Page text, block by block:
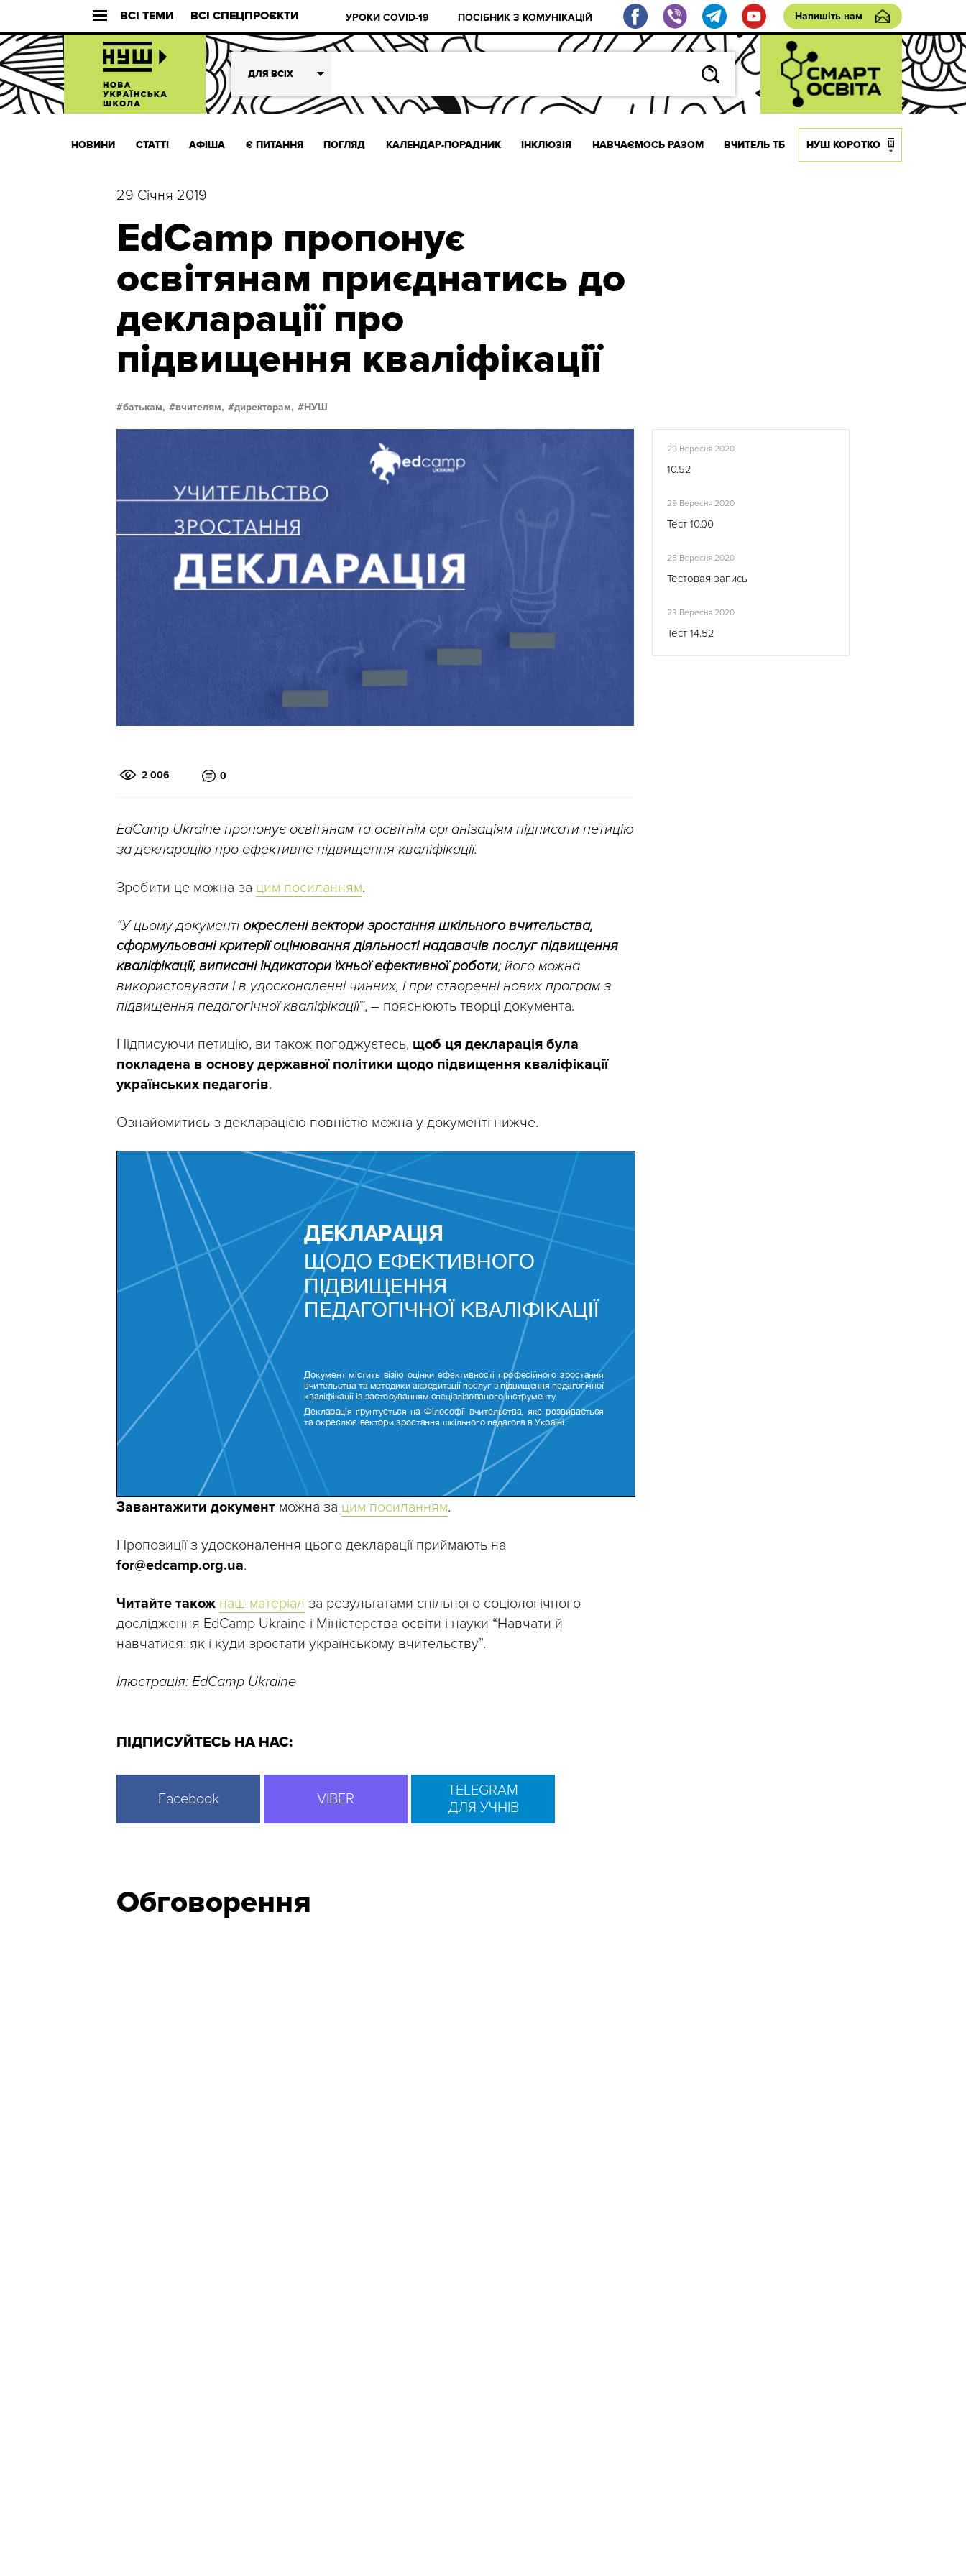
ВСІ ТЕМИ ВСІ СПЕЦПРОЄКТИ УРОКИ COVID-19 ПОСІБНИК З КОМУНІКАЦІЙ Напишіть нам
ДЛЯ ВСІХ
НОВИНИ СТАТТІ АФІША Є ПИТАННЯ ПОГЛЯД КАЛЕНДАР-ПОРАДНИК ІНКЛЮЗІЯ НАВЧАЄМОСЬ РАЗОМ ВЧИТЕЛЬ ТБ НУШ КОРОТКО
29 Січня 2019
EdCamp пропонує
освітянам приєднатись до
декларації про
підвищення кваліфікації
батькам, вчителям, директорам, НУШ
2 006 0
EdCamp Ukraine пропонує освітянам та освітнім організаціям підписати петицію
за декларацію про ефективне підвищення кваліфікації.
Зробити це можна за цим посиланням.
“У цьому документі окреслені вектори зростання шкільного вчительства,
сформульовані критерії оцінювання діяльності надавачів послуг підвищення
кваліфікації, виписані індикатори їхньої ефективної роботи; його можна
використовувати і в удосконаленні чинних, і при створенні нових програм з
підвищення педагогічної кваліфікації”, – пояснюють творці документа.
Підписуючи петицію, ви також погоджуєтесь, щоб ця декларація була
покладена в основу державної політики щодо підвищення кваліфікації
українських педагогів.
Ознайомитись з декларацією повністю можна у документі нижче.
Завантажити документ можна за цим посиланням.
Пропозиції з удосконалення цього декларації приймають на
for@edcamp.org.ua.
Читайте також наш матеріал за результатами спільного соціологічного
дослідження EdCamp Ukraine і Міністерства освіти і науки “Навчати й
навчатися: як і куди зростати українському вчительству”.
Ілюстрація: EdCamp Ukraine
ПІДПИСУЙТЕСЬ НА НАС:
Facebook VIBER
TELEGRAM
ДЛЯ УЧНІВ
29 Вересня 2020
10.52
29 Вересня 2020
Тест 10.00
25 Вересня 2020
Тестовая запись
23 Вересня 2020
Тест 14.52
Обговорення